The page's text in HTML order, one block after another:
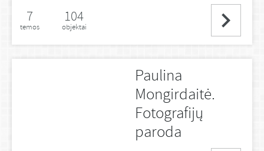
7
temos
104
objektai
Paulina
Mongirdaitė.
Fotografijų
paroda